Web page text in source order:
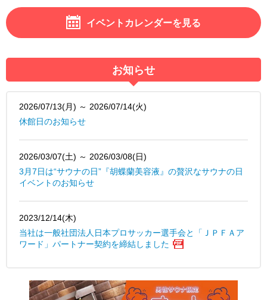
イベントカレンダーを見る
お知らせ
2026/07/13(月) ～ 2026/07/14(火)
休館日のお知らせ
2026/03/07(土) ～ 2026/03/08(日)
3月7日は“サウナの日”『胡蝶蘭美容液』の贅沢なサウナの日
イベントのお知らせ
2023/12/14(木)
当社は一般社団法人日本プロサッカー選手会と「ＪＰＦＡア
ワード」パートナー契約を締結しました